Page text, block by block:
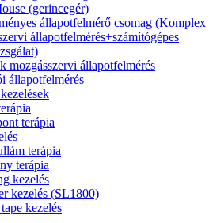
(gerincegér)
állapotfelmérő csomag (Komplex
állapotfelmérés+számítógépes
mozgásszervi állapotfelmérés
állapotfelmérés
terápia
terápia
terápia
kezelés
kezelés (SL1800)
kezelés